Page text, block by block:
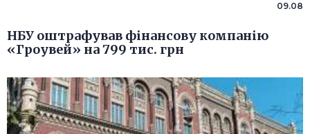
09.08
НБУ оштрафував фінансову компанію
«Гроувей» на 799 тис. грн